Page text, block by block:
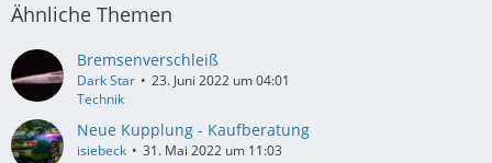
Ähnliche Themen
Bremsenverschleiß
Dark Star
23. Juni 2022 um 04:01
Technik
Neue Kupplung - Kaufberatung
isiebeck
31. Mai 2022 um 11:03